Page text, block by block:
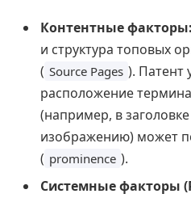
Контентные факторы:
и структура топовых
( Source Pages ). Патент
расположение
(например, в
изображению) может
( prominence ).
Системные факторы